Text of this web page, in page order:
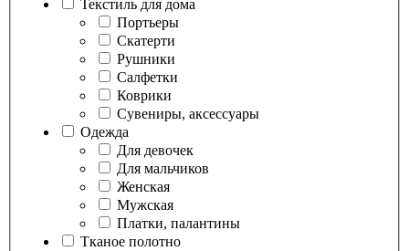
Текстиль для дома
Портьеры
Скатерти
Рушники
Салфетки
Коврики
Сувениры, аксессуары
Одежда
Для девочек
Для мальчиков
Женская
Мужская
Платки, палантины
Тканое полотно